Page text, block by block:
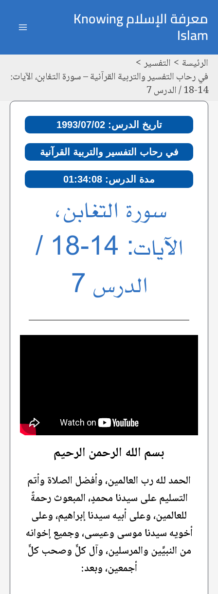
إلى
المحتوى
معرفة الإسلام Knowing
Islam
الرئيسة
التفسير
في رحاب التفسير والتربية القرآنية – سورة التغابن، الآيات:
14-18 / الدرس 7
تاريخ الدرس: 1993/07/02
في رحاب التفسير والتربية القرآنية
مدة الدرس: 01:34:08
سورة التغابن،
الآيات: 14-18 /
الدرس 7
بسم الله الرحمن الرحيم
الحمد لله رب العالمين، وأفضل الصلاة وأتم
التسليم على سيدنا محمدٍ، المبعوث رحمةً
للعالمين، وعلى أبيه سيدنا إبراهيم، وعلى
أخويه سيدنا موسى وعيسى، وجميع إخوانه
من النبيِّين والمرسلين، وآل كلٍّ وصحب كلٍّ
أجمعين، وبعد:
navigation